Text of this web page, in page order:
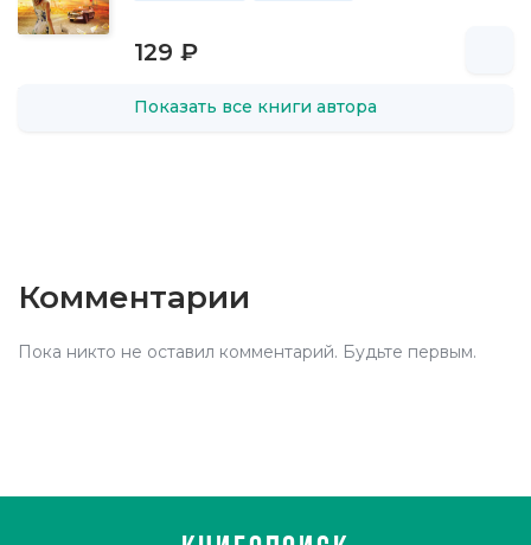
129 ₽
Показать все книги автора
Комментарии
Пока никто не оставил комментарий. Будьте первым.